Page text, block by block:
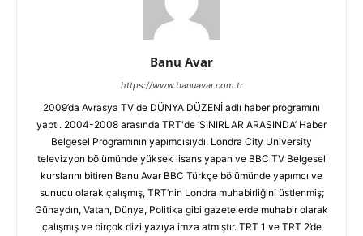
Banu Avar
https://www.banuavar.com.tr
2009’da Avrasya TV'de DÜNYA DÜZENİ adlı haber programını
yaptı. 2004-2008 arasında TRT'de ‘SINIRLAR ARASINDA’ Haber
Belgesel Programının yapımcısıydı. Londra City University
televizyon bölümünde yüksek lisans yapan ve BBC TV Belgesel
kurslarını bitiren Banu Avar BBC Türkçe bölümünde yapımcı ve
sunucu olarak çalışmış, TRT’nin Londra muhabirliğini üstlenmiş;
Günaydın, Vatan, Dünya, Politika gibi gazetelerde muhabir olarak
çalışmış ve birçok dizi yazıya imza atmıştır. TRT 1 ve TRT 2’de